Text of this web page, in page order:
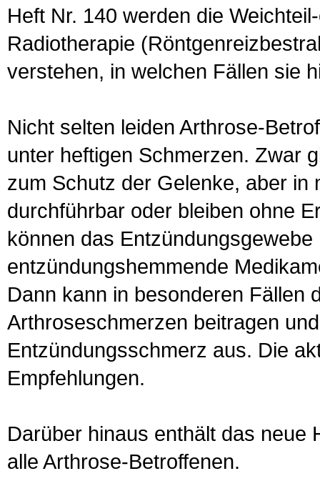
Heft Nr. 140 werden die
Radiotherapie
verstehen, in welchen Fällen sie
Nicht selten leiden Arthrose-
unter heftigen Schmerzen. Zwar
zum Schutz der Gelenke, aber in
durchführbar oder bleiben ohne
können das
entzündungshemmende
Dann kann in besonderen Fällen
Arthroseschmerzen beitragen
Entzündungsschmerz aus. Die
Empfehlungen.
Darüber hinaus enthält das neue
alle Arthrose-Betroffenen.